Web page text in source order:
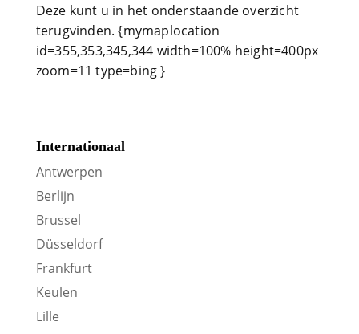
Deze kunt u in het onderstaande overzicht
terugvinden. {mymaplocation
id=355,353,345,344 width=100% height=400px
zoom=11 type=bing }
Internationaal
Antwerpen
Berlijn
Brussel
Düsseldorf
Frankfurt
Keulen
Lille